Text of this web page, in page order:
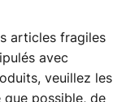
articles fragiles
avec
veuillez les
que possible, de